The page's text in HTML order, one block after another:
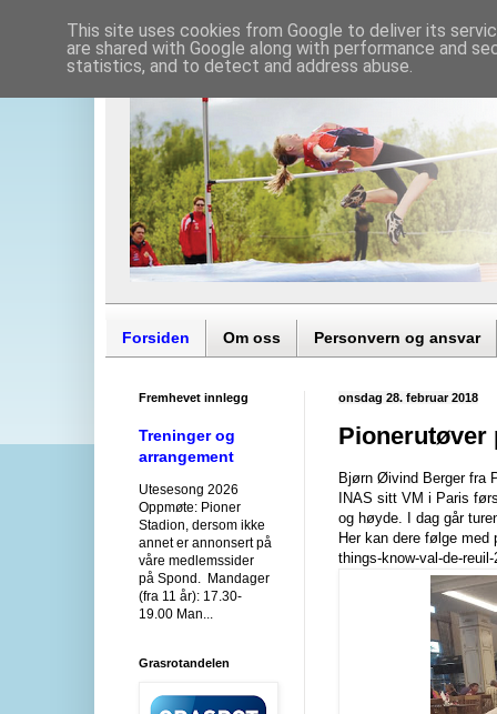
Forsiden Om oss Personvern og ansvar
onsdag 28. februar 2018
Pionerutøver
Bjørn Øivind Berger fra
INAS sitt VM i Paris
og høyde. I dag går
Her kan dere følge
things-know-val-de-reuil-
Fremhevet innlegg
Treninger og
arrangement
Utesesong 2026
Oppmøte: Pioner
Stadion, dersom ikke
annet er annonsert på
våre medlemssider
på Spond. Mandager
(fra 11 år): 17.30-
19.00 Man...
Grasrotandelen
This site uses cookies from Google to deliver its
are shared with Google along with performance and
statistics, and to detect and address abuse.